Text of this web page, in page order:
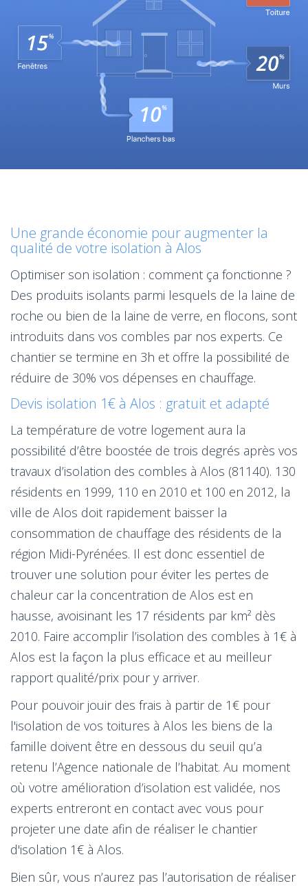
Une grande économie pour augmenter la
qualité de votre isolation à Alos
Optimiser son isolation : comment ça fonctionne ?
Des produits isolants parmi lesquels de la laine de
roche ou bien de la laine de verre, en flocons, sont
introduits dans vos combles par nos experts. Ce
chantier se termine en 3h et offre la possibilité de
réduire de 30% vos dépenses en chauffage.
Devis isolation 1€ à Alos : gratuit et adapté
La température de votre logement aura la
possibilité d’être boostée de trois degrés après vos
travaux d’isolation des combles à Alos (81140). 130
résidents en 1999, 110 en 2010 et 100 en 2012, la
ville de Alos doit rapidement baisser la
consommation de chauffage des résidents de la
région Midi-Pyrénées. Il est donc essentiel de
trouver une solution pour éviter les pertes de
chaleur car la concentration de Alos est en
hausse, avoisinant les 17 résidents par km² dès
2010. Faire accomplir l’isolation des combles à 1€ à
Alos est la façon la plus efficace et au meilleur
rapport qualité/prix pour y arriver.
Pour pouvoir jouir des frais à partir de 1€ pour
l'isolation de vos toitures à Alos les biens de la
famille doivent être en dessous du seuil qu’a
retenu l’Agence nationale de l’habitat. Au moment
où votre amélioration d’isolation est validée, nos
experts entreront en contact avec vous pour
projeter une date afin de réaliser le chantier
d'isolation 1€ à Alos.
Bien sûr, vous n’aurez pas l’autorisation de réaliser